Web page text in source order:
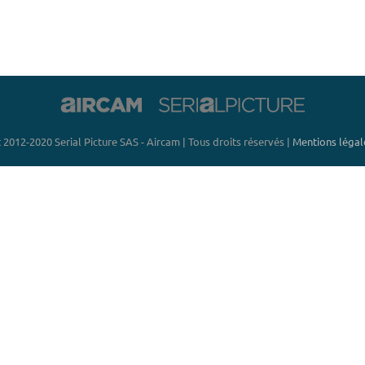
2020 Serial Picture SAS - Aircam | Tous droits réservés | Mentions